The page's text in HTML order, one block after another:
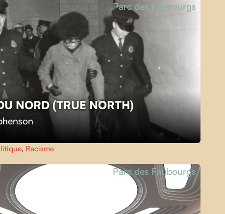
NORD (TRUE NORTH)
Parc des Faubourgs
, Racisme
Parc des Faubourgs